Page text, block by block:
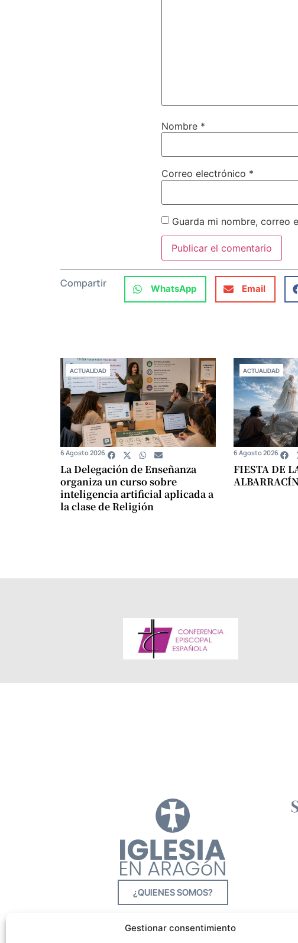
Gestionar consentimiento
Nombre *
Correo electrónico *
Guarda mi nombre, correo
Compartir WhatsApp Email
ACTUALIDAD
La Delegación de Enseñanza
organiza un curso sobre
inteligencia artificial aplicada a
la clase de Religión
6 Agosto 2026
ACTUALIDAD
FIESTA DE
6 Agosto 2026
¿QUIENES SOMOS?